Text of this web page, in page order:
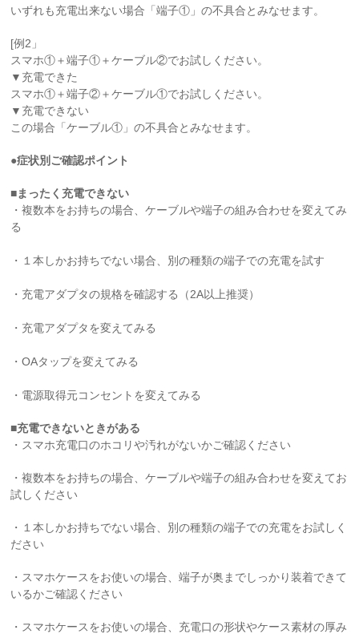
いずれも充電出来ない場合「端子①」の不具合とみなせます。
[例2」
スマホ①＋端子①＋ケーブル②でお試しください。
▼充電できた
スマホ①＋端子②＋ケーブル①でお試しください。
▼充電できない
この場合「ケーブル①」の不具合とみなせます。
●症状別ご確認ポイント
■まったく充電できない
・複数本をお持ちの場合、ケーブルや端子の組み合わせを変えてみ
る
・１本しかお持ちでない場合、別の種類の端子での充電を試す
・充電アダプタの規格を確認する（2A以上推奨）
・充電アダプタを変えてみる
・OAタップを変えてみる
・電源取得元コンセントを変えてみる
■充電できないときがある
・スマホ充電口のホコリや汚れがないかご確認ください
・複数本をお持ちの場合、ケーブルや端子の組み合わせを変えてお
試しください
・１本しかお持ちでない場合、別の種類の端子での充電をお試しく
ださい
・スマホケースをお使いの場合、端子が奥までしっかり装着できて
いるかご確認ください
・スマホケースをお使いの場合、充電口の形状やケース素材の厚み